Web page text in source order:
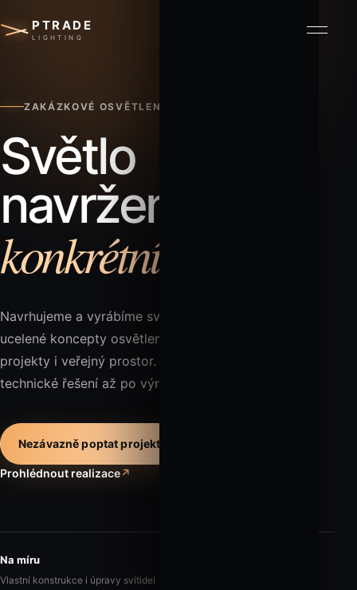
PTRADE
LIGHTING
ZAKÁZKOVÉ OSVĚTLENÍ BEZ KOMPROMISŮ
Světlo
navržené pro
konkrétní prostor.
Navrhujeme a vyrábíme svítidla, světelné objekty a
ucelené koncepty osvětlení pro interiéry, komerční
projekty i veřejný prostor. Od první skici přes
technické řešení až po výrobu a dodání.
Nezávazně poptat projekt
Prohlédnout realizace↗
Na míru
Vlastní konstrukce i úpravy svítidel